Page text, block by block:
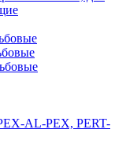
AL-PEX, PERT-